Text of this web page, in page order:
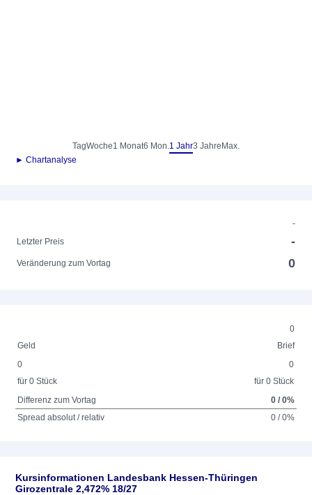
TagWoche1 Monat6 Mon.1 Jahr3 Jahre Max.
► Chartanalyse
-
Letzter Preis
-
Veränderung zum Vortag 0
0
Geld
Brief
0
für 0 Stück
0
für 0 Stück
Differenz zum Vortag
0 / 0%
Spread absolut / relativ
0 / 0%
Kursinformationen Landesbank Hessen-Thüringen
Girozentrale 2,472% 18/27